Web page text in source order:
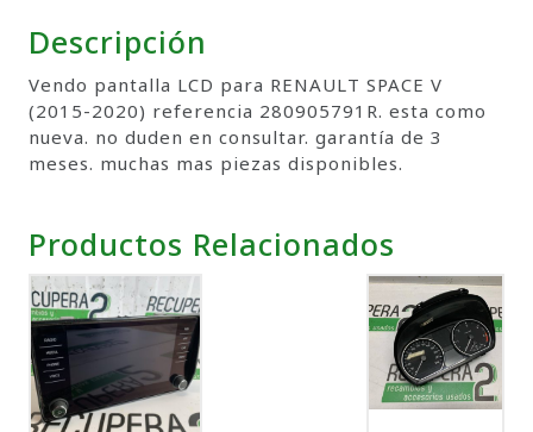
Descripción
Vendo pantalla LCD para RENAULT SPACE V
(2015-2020) referencia 280905791R. esta como
nueva. no duden en consultar. garantía de 3
meses. muchas mas piezas disponibles.
Productos Relacionados